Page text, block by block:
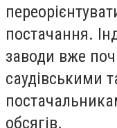
постачання.
заводи вже
саудівськими
обсягів.